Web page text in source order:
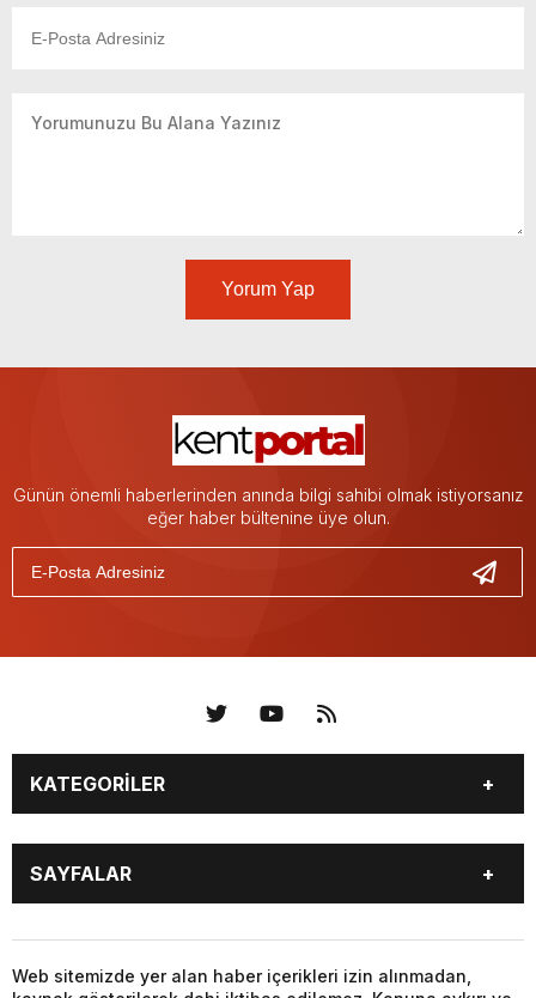
Yorum Yap
Günün önemli haberlerinden anında bilgi sahibi olmak istiyorsanız
eğer haber bültenine üye olun.
KATEGORİLER
KÜNYE BİZE ULAŞIN
SAYFALAR
Web sitemizde yer alan haber içerikleri izin alınmadan,